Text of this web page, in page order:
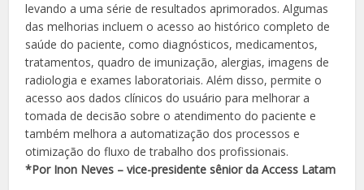
levando a uma série de resultados aprimorados. Algumas
das melhorias incluem o acesso ao histórico completo de
saúde do paciente, como diagnósticos, medicamentos,
tratamentos, quadro de imunização, alergias, imagens de
radiologia e exames laboratoriais. Além disso, permite o
acesso aos dados clínicos do usuário para melhorar a
tomada de decisão sobre o atendimento do paciente e
também melhora a automatização dos processos e
otimização do fluxo de trabalho dos profissionais.
*Por Inon Neves – vice-presidente sênior da Access Latam